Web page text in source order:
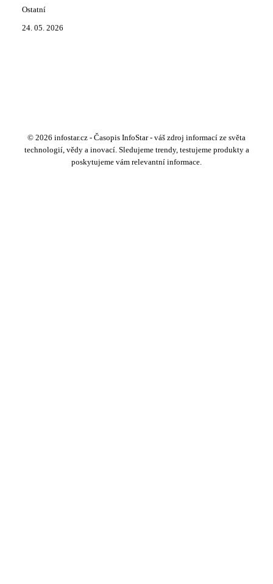
Ostatní
24. 05. 2026
© 2026 infostar.cz - Časopis InfoStar - váš zdroj informací ze světa
technologií, vědy a inovací. Sledujeme trendy, testujeme produkty a
poskytujeme vám relevantní informace.